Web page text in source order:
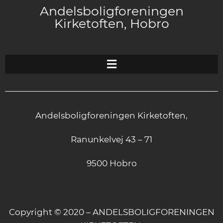
Andelsboligforeningen
Kirketoften, Hobro
Andelsboligforeningen Kirketoften,
Ranunkelvej 43 – 71
9500 Hobro
Copyright © 2020 – ANDELSBOLIGFORENINGEN